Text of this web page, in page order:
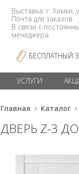
Выставка: г. Химки,
Почта для заказов
В связи с
менеджера.
БЕСПЛАТНЫЙ
УСЛУГИ
Главная Каталог
ДВЕРЬ Z-3